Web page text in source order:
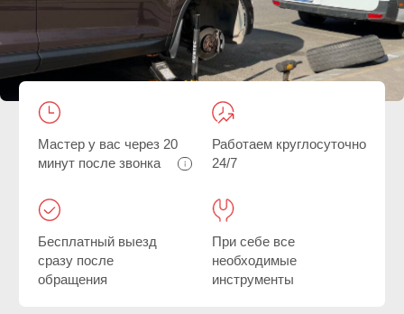
сразу после
необходимые
инструменты
Главная/ / Ремонт грыжи на шине легкового авто
СКИДКА 40%